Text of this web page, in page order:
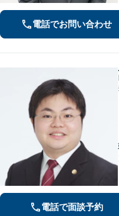
電話でお問い合わせ
電話で面談予約